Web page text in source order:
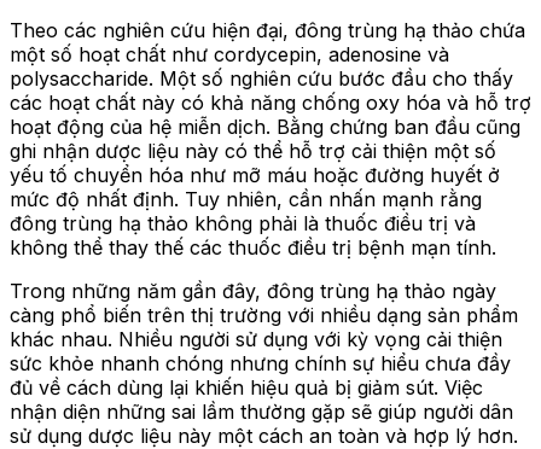
Theo các nghiên cứu hiện đại, đông trùng hạ thảo chứa
một số hoạt chất như cordycepin, adenosine và
polysaccharide. Một số nghiên cứu bước đầu cho thấy
các hoạt chất này có khả năng chống oxy hóa và hỗ trợ
hoạt động của hệ miễn dịch. Bằng chứng ban đầu cũng
ghi nhận dược liệu này có thể hỗ trợ cải thiện một số
yếu tố chuyển hóa như mỡ máu hoặc đường huyết ở
mức độ nhất định. Tuy nhiên, cần nhấn mạnh rằng
đông trùng hạ thảo không phải là thuốc điều trị và
không thể thay thế các thuốc điều trị bệnh mạn tính.
Trong những năm gần đây, đông trùng hạ thảo ngày
càng phổ biến trên thị trường với nhiều dạng sản phẩm
khác nhau. Nhiều người sử dụng với kỳ vọng cải thiện
sức khỏe nhanh chóng nhưng chính sự hiểu chưa đầy
đủ về cách dùng lại khiến hiệu quả bị giảm sút. Việc
nhận diện những sai lầm thường gặp sẽ giúp người dân
sử dụng dược liệu này một cách an toàn và hợp lý hơn.